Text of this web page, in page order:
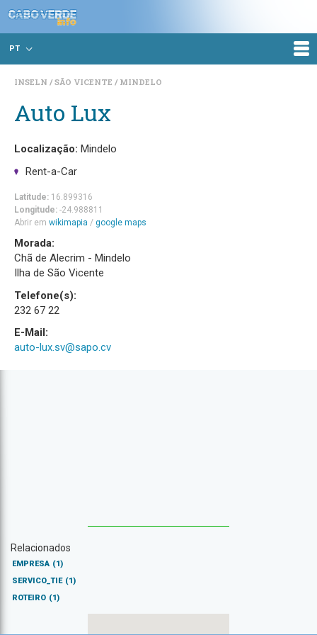
PT
INSELN SÃO VICENTE MINDELO
Auto Lux
Localização: Mindelo
Rent-a-Car
Latitude: 16.899316
Longitude: -24.988811
Abrir em wikimapia / google maps
Morada:
Chã de Alecrim - Mindelo
Ilha de São Vicente
Telefone(s):
232 67 22
E-Mail:
auto-lux.sv@sapo.cv
Relacionados
EMPRESA (1)
SERVICO_TIE (1)
ROTEIRO (1)